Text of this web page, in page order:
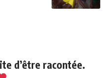
d’être racontée.